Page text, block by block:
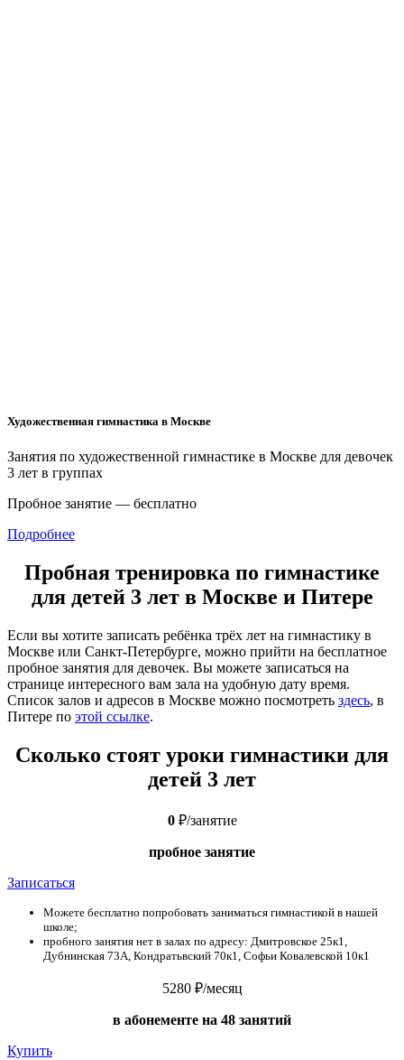
Художественная гимнастика в Москве
Занятия по художественной гимнастике в Москве для девочек
3 лет в группах
Пробное занятие — бесплатно
Подробнее
Пробная тренировка по гимнастике
для детей 3 лет в Москве и Питере
Если вы хотите записать ребёнка трёх лет на гимнастику в
Москве или Санкт-Петербурге, можно прийти на бесплатное
пробное занятия для девочек. Вы можете записаться на
странице интересного вам зала на удобную дату время.
Список залов и адресов в Москве можно посмотреть здесь, в
Питере по этой ссылке.
Сколько стоят уроки гимнастики для
детей 3 лет
0₽/занятие
пробное занятие
Записаться
Можете бесплатно попробовать заниматься гимнастикой в нашей
школе;
пробного занятия нет в залах по адресу: Дмитровское 25к1,
Дубнинская 73А, Кондратьвский 70к1, Софьи Ковалевской 10к1
5280 ₽/месяц
в абонементе на 48 занятий
Купить